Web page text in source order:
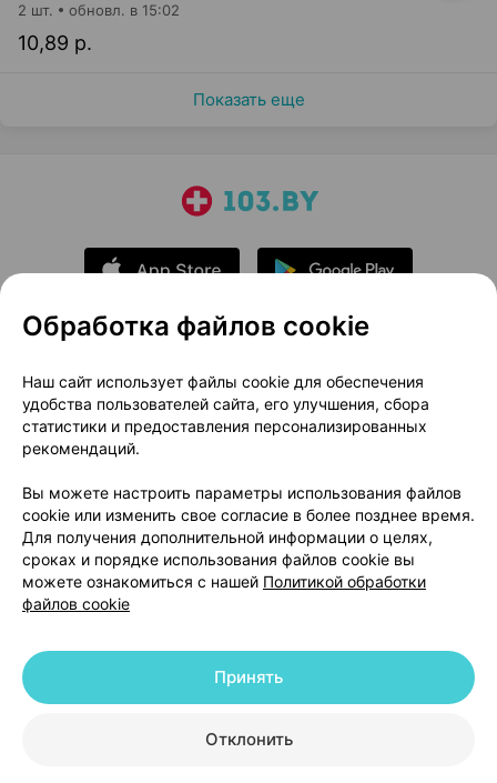
10,89 р.
2 шт. обновл. в 15:02
Показать еще
О проекте
Новости проекта
Размещение рекламы
Медицинский маркетинг
Публичный договор
Доставка
Способы оплаты
Вакансии
Партнеры
Написать руководителю 103.by
Написать в поддержку
Персональные настройки Cookie
© 2026 ООО «Артокс Лаб», УНП 191700409 | 220012, Республика Беларусь,
+375 291212755
Обработка файлов cookie
Наш сайт использует файлы cookie для обеспечения
удобства пользователей сайта, его улучшения, сбора
статистики и предоставления персонализированных
рекомендаций.
Вы можете настроить параметры использования файлов
cookie или изменить свое согласие в более позднее время.
Для получения дополнительной информации о целях,
сроках и порядке использования файлов cookie вы
можете ознакомиться с нашей Политикой обработки
файлов cookie
Отклонить
Принять